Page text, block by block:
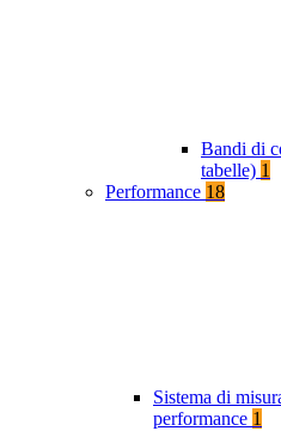
Bandi di
tabelle) 1
Performance 18
Sistema di
performance 1